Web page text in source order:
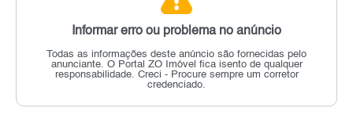
Informar erro ou problema no anúncio
Todas as informações deste anúncio são fornecidas pelo
anunciante. O Portal ZO Imóvel fica isento de qualquer
responsabilidade. Creci - Procure sempre um corretor
credenciado.